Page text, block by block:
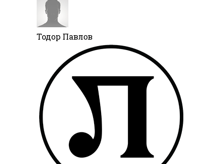
Тодор Павлов